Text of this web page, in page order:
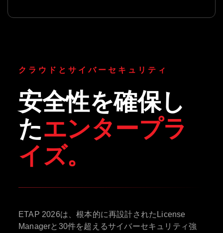
クラウドとサイバーセキュリティ
安全性を確保し
たエンタープラ
イズ。
ETAP 2026は、根本的に再設計されたLicense
Managerと30件を超えるサイバーセキュリティ強